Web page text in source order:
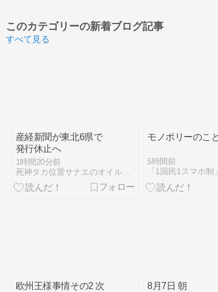
このカテゴリーの新着ブログ記事
すべて見る
産経新聞が東北6県で
発行休止へ
1時間20分前
死神タカ位置サナエのオイルショックドクトリン憲法改悪計画！
モノポリーのこと
5時間前
欧州王様事情その2 次
8月7日 朝